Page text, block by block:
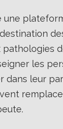
pathologies
les
dans leur